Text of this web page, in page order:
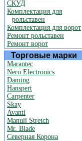
СКУД
Комплектация для
рольставен
Комплектация для ворот
Ремонт рольставен
Ремонт ворот
Торговые марки
Marantec
Nero Electronics
Daming
Hanspert
Carpenter
Skay
Avanti
Manuli Stretch
Mr. Blade
Северная Корона